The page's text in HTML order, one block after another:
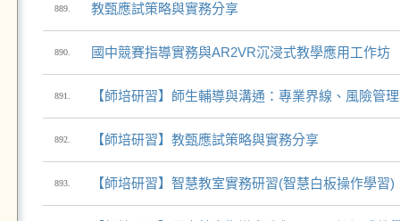
889. 教甄應試策略與實務分享
890. 國中競賽指導實務與AR2VR沉浸式教學應用工作坊
891. 【師培研習】師生輔導與溝通：專業界線、風險管
892. 【師培研習】教甄應試策略與實務分享
893. 【師培研習】智慧教室實務研習(智慧白板操作學習)